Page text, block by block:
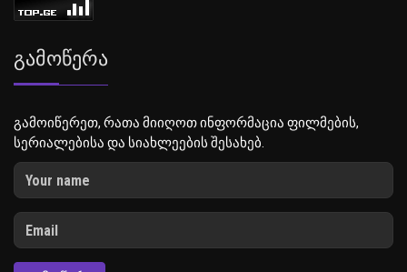
Გამოწერა
გამოიწერეთ, რათა მიიღოთ ინფორმაცია ფილმების,
სერიალებისა და სიახლეების შესახებ.